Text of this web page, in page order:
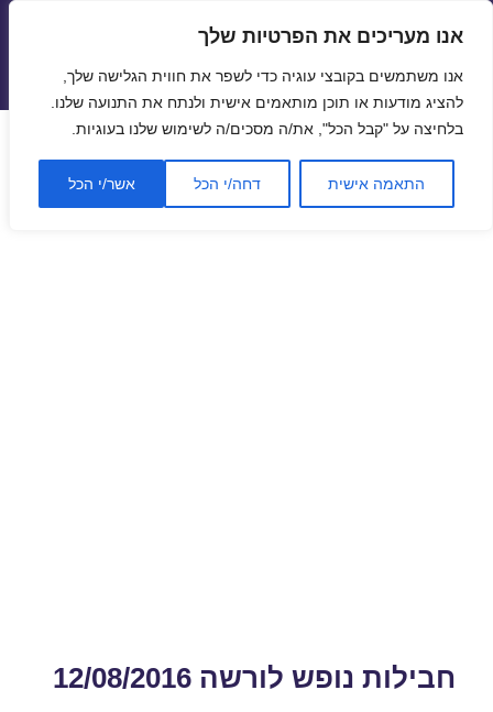
אנו מעריכים את הפרטיות שלך
אנו משתמשים בקובצי עוגיה כדי לשפר את חווית הגלישה שלך,
להציג מודעות או תוכן מותאמים אישית ולנתח את התנועה שלנו.
בלחיצה על "קבל הכל", את/ה מסכים/ה לשימוש שלנו בעוגיות.
התאמה אישית דחה/י הכל אשר/י הכל
תפריטים
ווידג'טים
חבילות נופש לורשה 12/08/2016